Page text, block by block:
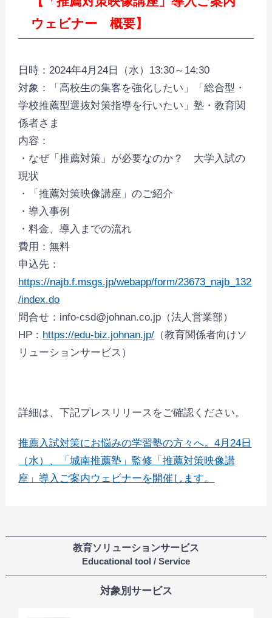
ウェビナー 概要】
日時：2024年4月24日（水）13:30～14:30
対象：「高校生の集客を強化したい」「総合型・
学校推薦型選抜対策指導を行いたい」塾・教育関
係者さま
内容：
・なぜ「推薦対策」が必要なのか？ 大学入試の
現状
・「推薦対策映像講座」のご紹介
・導入事例
・料金、導入までの流れ
費用：無料
申込先：
https://najb.f.msgs.jp/webapp/form/23673_najb_132
/index.do
問合せ：info-csd@johnan.co.jp（法人営業部）
HP： https://edu-biz.johnan.jp/ （教育関係者向けソ
リューションサービス）
詳細は、下記プレスリリースをご確認ください。
推薦入試対策にお悩みの学習塾の方々へ。4月24日
（水）、「城南推薦塾」監修「推薦対策映像講
座」導入ご案内ウェビナーを開催します。
教育ソリューションサービス
Educational tool / Service
対象別サービス